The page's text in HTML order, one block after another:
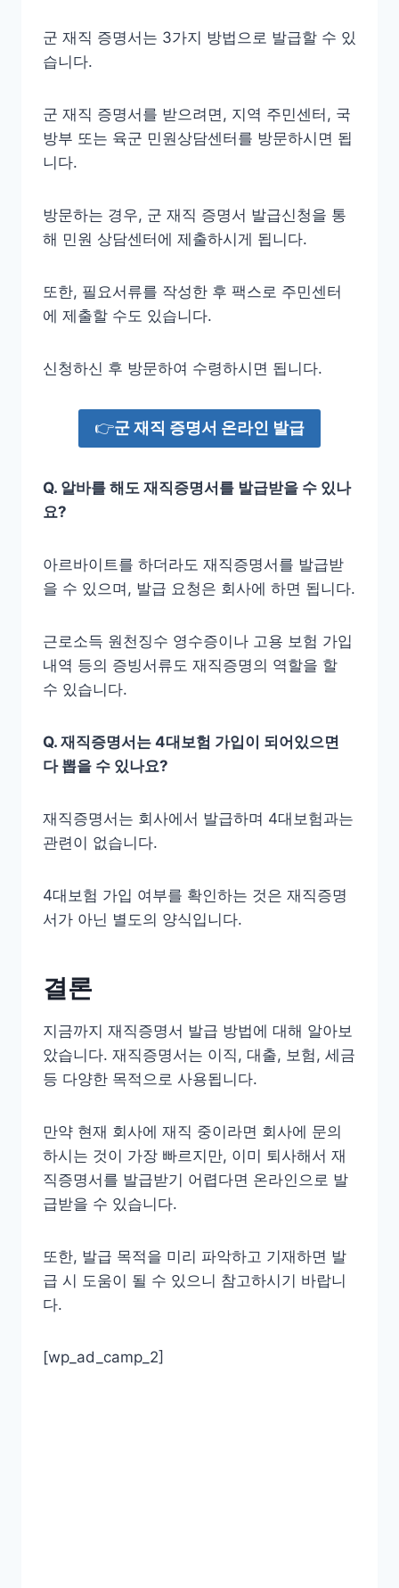
군 재직 증명서는 3가지 방법으로 발급할 수 있
습니다.
군 재직 증명서를 받으려면, 지역 주민센터, 국
방부 또는 육군 민원상담센터를 방문하시면 됩
니다.
방문하는 경우, 군 재직 증명서 발급신청을 통
해 민원 상담센터에 제출하시게 됩니다.
또한, 필요서류를 작성한 후 팩스로 주민센터
에 제출할 수도 있습니다.
신청하신 후 방문하여 수령하시면 됩니다.
👉군 재직 증명서 온라인 발급
Q. 알바를 해도 재직증명서를 발급받을 수 있나
요?
아르바이트를 하더라도 재직증명서를 발급받
을 수 있으며, 발급 요청은 회사에 하면 됩니다.
근로소득 원천징수 영수증이나 고용 보험 가입
내역 등의 증빙서류도 재직증명의 역할을 할
수 있습니다.
Q. 재직증명서는 4대보험 가입이 되어있으면
다 뽑을 수 있나요?
재직증명서는 회사에서 발급하며 4대보험과는
관련이 없습니다.
4대보험 가입 여부를 확인하는 것은 재직증명
서가 아닌 별도의 양식입니다.
결론
지금까지 재직증명서 발급 방법에 대해 알아보
았습니다. 재직증명서는 이직, 대출, 보험, 세금
등 다양한 목적으로 사용됩니다.
만약 현재 회사에 재직 중이라면 회사에 문의
하시는 것이 가장 빠르지만, 이미 퇴사해서 재
직증명서를 발급받기 어렵다면 온라인으로 발
급받을 수 있습니다.
또한, 발급 목적을 미리 파악하고 기재하면 발
급 시 도움이 될 수 있으니 참고하시기 바랍니
다.
[wp_ad_camp_2]